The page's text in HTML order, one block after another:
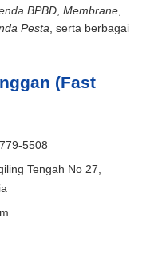
BPBD Membrane
Pesta , serta berbagai
(Fast
5508
Tengah No 27,